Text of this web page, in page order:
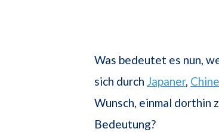
Was bedeutet es nun,
sich durch Japaner,
Wunsch, einmal dorthin
Bedeutung?